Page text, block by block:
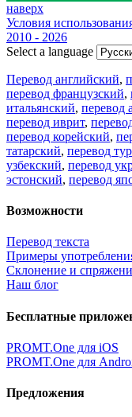
наверх
Условия
2010 - 2026
Select a language
Перевод английский,
перевод французский,
итальянский, перевод
перевод иврит,
перевод корейский,
татарский, перевод
узбекский, перевод
эстонский, перевод
Возможности
Перевод текста
Примеры
Склонение и
Наш блог
Бесплатные
PROMT.One для iOS
PROMT.One для
Предложения